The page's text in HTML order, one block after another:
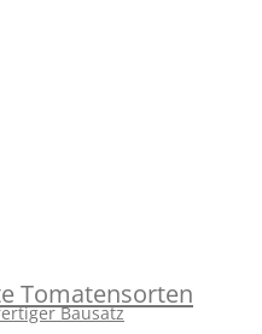
Tomatensorten
Bausatz